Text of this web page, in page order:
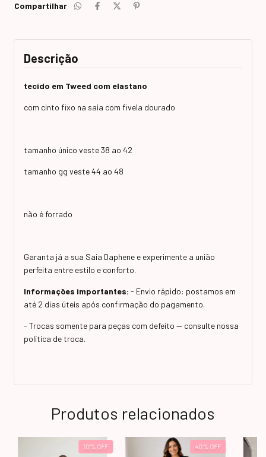
Compartilhar
Descrição
tecido em Tweed com elastano
com cinto fixo na saia com fivela dourado
tamanho único veste 38 ao 42
tamanho gg veste 44 ao 48
não é forrado
Garanta já a sua Saia Daphene e experimente a união
perfeita entre estilo e conforto.
Informações importantes: - Envio rápido: postamos em
até 2 dias úteis após confirmação do pagamento.
- Trocas somente para peças com defeito — consulte nossa
política de troca.
Produtos relacionados
10% OFF 40% OFF